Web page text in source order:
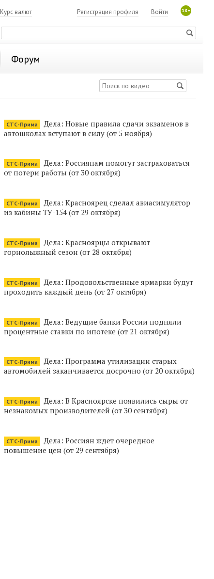
Курс валют 18+
Войти
Регистрация профиля
Форум
СТС-Прима
Дела: Новые правила сдачи экзаменов в
автошколах вступают в силу (от 5 ноября)
СТС-Прима
Дела: Россиянам помогут застраховаться
от потери работы (от 30 октября)
СТС-Прима
Дела: Красноярец сделал авиасимулятор
из кабины ТУ-154 (от 29 октября)
СТС-Прима
Дела: Красноярцы открывают
горнолыжный сезон (от 28 октября)
СТС-Прима
Дела: Продовольственные ярмарки будут
проходить каждый день (от 27 октября)
СТС-Прима
Дела: Ведущие банки России подняли
процентные ставки по ипотеке (от 21 октября)
СТС-Прима
Дела: Программа утилизации старых
автомобилей заканчивается досрочно (от 20 октября)
СТС-Прима
Дела: В Красноярске появились сыры от
незнакомых производителей (от 30 сентября)
СТС-Прима
Дела: Россиян ждет очередное
повышение цен (от 29 сентября)